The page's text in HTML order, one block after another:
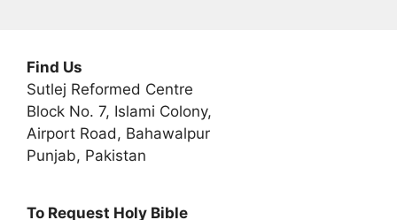
Find Us
Sutlej Reformed Centre
Block No. 7, Islami Colony,
Airport Road, Bahawalpur
Punjab, Pakistan
To Request Holy Bible